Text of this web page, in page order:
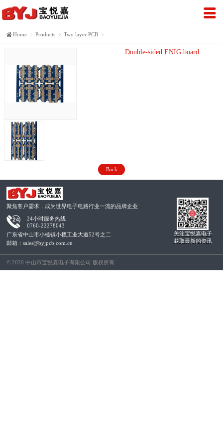
Home  Products  Two layer PCB 
Double-sided ENIG board
Back
关注宝悦嘉电子
获取最新的资讯
聚焦客户需求，成为世界电子电路行业一流的品牌企业
24小时服务热线
0760-22278043
广东省中山市小榄镇小榄工业大道52号之二
邮箱：sales@byjpcb.com.cn
© 2020 中山市宝悦嘉电子有限公司 版权所有